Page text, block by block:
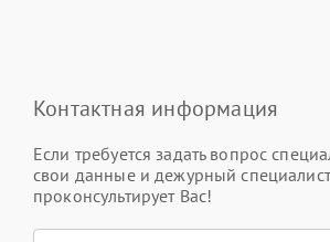
Контактная информация
Если требуется задать вопрос
свои данные и дежурный
проконсультирует Вас!